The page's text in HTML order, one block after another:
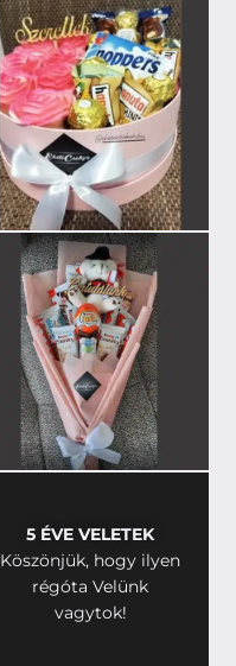
5 ÉVE VELETEK
Köszönjük, hogy ilyen
régóta Velünk
vagytok!